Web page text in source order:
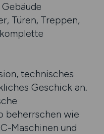
Türen, Treppen,
technisches
Geschick an.
beherrschen wie
Maschinen und